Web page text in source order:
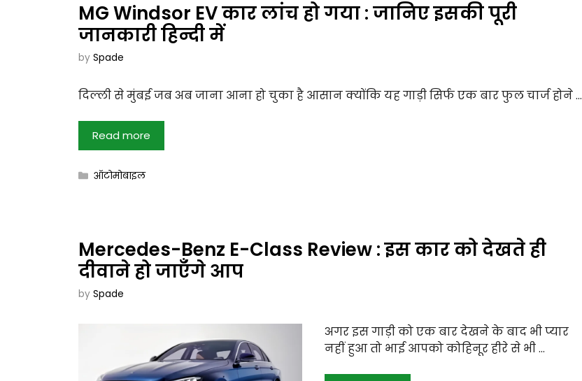
MG Windsor EV कार लांच हो गया : जानिए इसकी पूरी
जानकारी हिन्दी में
by Spade
दिल्ली से मुंबई जब अब जाना आना हो चुका है आसान क्योंकि यह गाड़ी सिर्फ एक बार फुल चार्ज होने …
Read more
Categories
ऑटोमोबाइल
Mercedes-Benz E-Class Review : इस कार को देखते ही
दीवाने हो जाएँगे आप
by Spade
अगर इस गाड़ी को एक बार देखने के बाद भी प्यार
नहीं हुआ तो भाई आपको कोहिनूर हीरे से भी …